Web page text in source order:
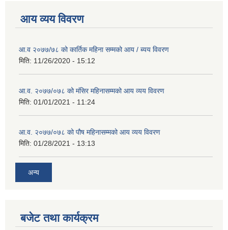
आय व्यय विवरण
आ.व २०७७/७८ को कार्तिक महिना सम्मको आय / ब्यय विवरण
मिति: 11/26/2020 - 15:12
आ.व. २०७७/०७८ को मंसिर महिनासम्मको आय व्यय विवरण
मिति: 01/01/2021 - 11:24
आ.व. २०७७/०७८ को पौष महिनासम्मको आय व्यय विवरण
मिति: 01/28/2021 - 13:13
अन्य
बजेट तथा कार्यक्रम